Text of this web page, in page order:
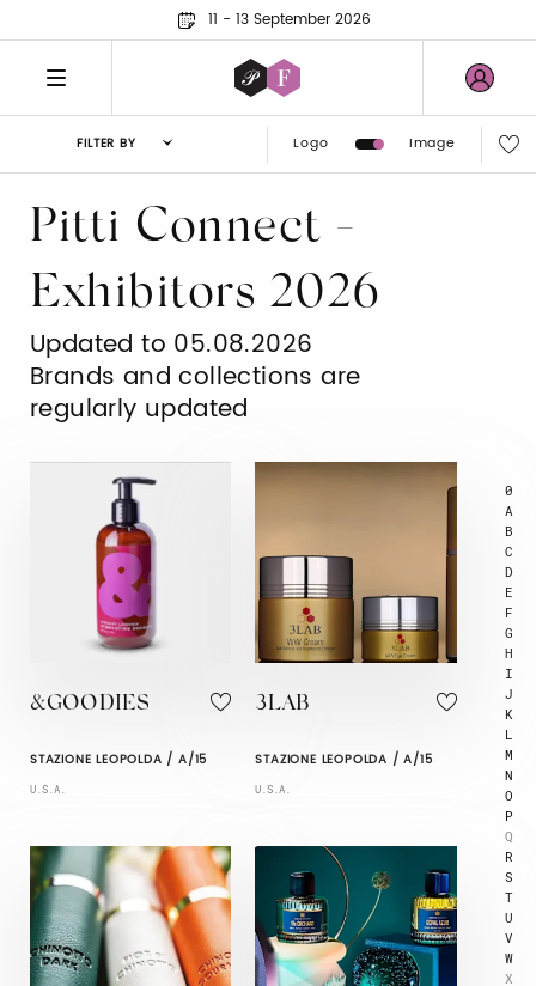
11 - 13 September 2026
FILTER BY Logo Image
0
A
B
C
D
E
F
G
H
I
J
K
L
M
N
O
P
Q
R
S
T
U
V
W
X
Pitti Connect -
Exhibitors 2026
Updated to 05.08.2026
Brands and collections are
regularly updated
&GOODIES
STAZIONE LEOPOLDA / A/15
U.S.A.
3LAB
STAZIONE LEOPOLDA / A/15
U.S.A.